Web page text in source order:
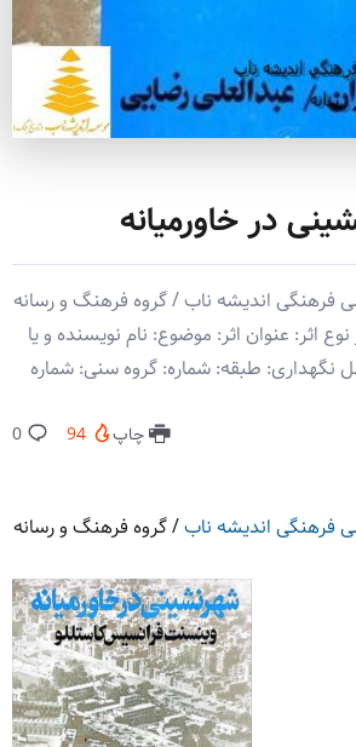
در خاورمیانه
اندیشه ناب / گروه فرهنگ و رسانه
اثر: عنوان اثر: موضوع: نام نویسنده و یا
نگهداری: طبقه: شماره: گروه سنی: شماره
چاپ 94
0
فرهنگی اندیشه ناب/گروه فرهنگ و رسانه